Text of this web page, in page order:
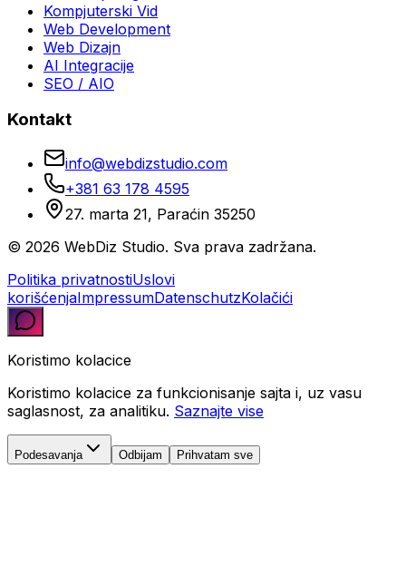
Kompjuterski Vid
Web Development
Web Dizajn
AI Integracije
SEO / AIO
Kontakt
info@webdizstudio.com
+381 63 178 4595
27. marta 21, Paraćin 35250
© 2026 WebDiz Studio. Sva prava zadržana.
Politika privatnostiUslovi
korišćenjaImpressumDatenschutzKolačići
Koristimo kolacice
Koristimo kolacice za funkcionisanje sajta i, uz vasu
saglasnost, za analitiku. Saznajte vise
Podesavanja Odbijam Prihvatam sve